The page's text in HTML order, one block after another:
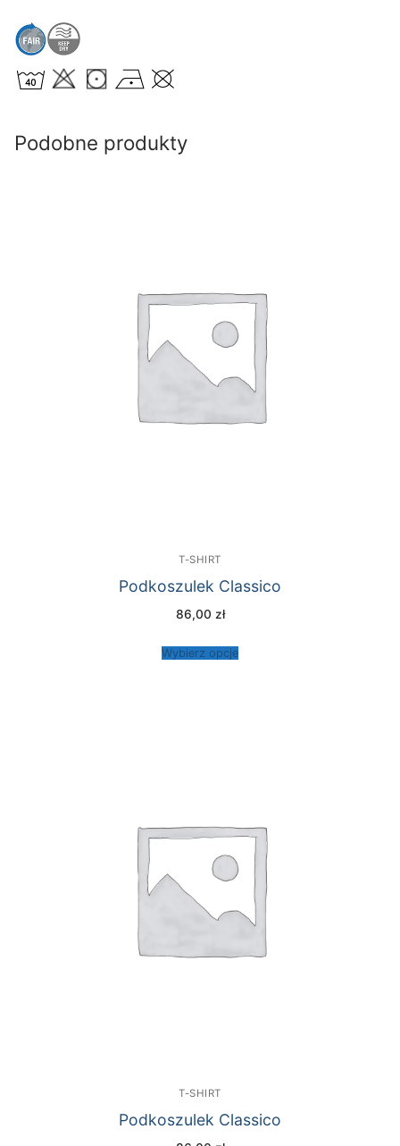
Podobne produkty
T-SHIRT
Podkoszulek Classico
86,00 zł
Wybierz opcje
T-SHIRT
Podkoszulek Classico